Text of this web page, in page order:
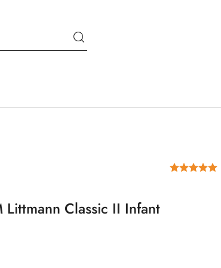
Littmann Classic II Infant